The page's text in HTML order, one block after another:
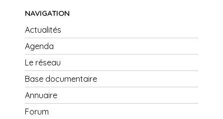
NAVIGATION
Actualités
Agenda
Le réseau
Base documentaire
Annuaire
Forum